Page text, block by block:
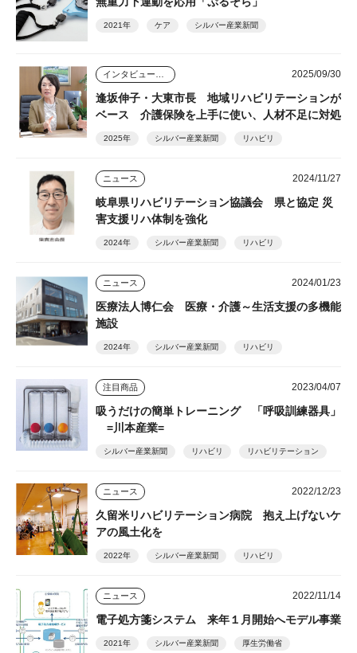
2021年 ケア シルバー産業新聞
2025/09/30
逢坂伸子・大東市長 地域リハビリテーションが
ベース 介護保険を上手に使い、人材不足に対処
2025年 シルバー産業新聞 リハビリ
ニュース 2024/11/27
岐阜県リハビリテーション協議会 県と協定 災
害支援リハ体制を強化
2024年 シルバー産業新聞 リハビリ
ニュース 2024/01/23
医療法人博仁会 医療・介護～生活支援の多機能
施設
2024年 シルバー産業新聞 リハビリ
注目商品 2023/04/07
吸うだけの簡単トレーニング 「呼吸訓練器具」
=川本産業=
シルバー産業新聞 リハビリ リハビリテーション
ニュース 2022/12/23
久留米リハビリテーション病院 抱え上げないケ
アの風土化を
2022年 シルバー産業新聞 リハビリ
ニュース 2022/11/14
電子処方箋システム 来年１月開始へモデル事業
2021年 シルバー産業新聞 厚生労働省